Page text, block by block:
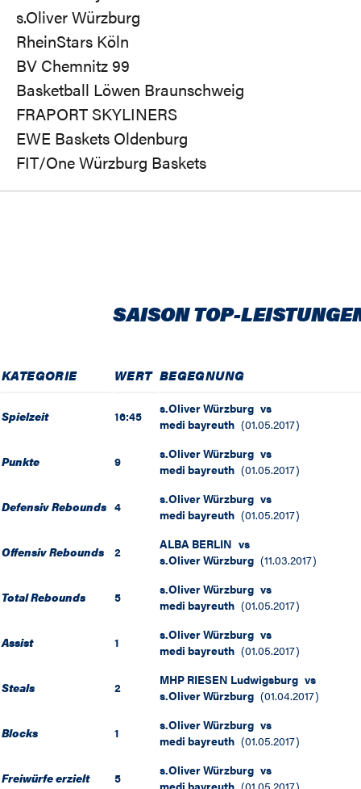
s.Oliver Würzburg
RheinStars Köln
BV Chemnitz 99
Basketball Löwen Braunschweig
FRAPORT SKYLINERS
EWE Baskets Oldenburg
FIT/One Würzburg Baskets
SAISON TOP-
KATEGORIE WERT BEGEGNUNG
Spielzeit 16:45 s.Oliver Würzburg vs
medi bayreuth (01.05.2017)
Punkte 9 s.Oliver Würzburg vs
medi bayreuth (01.05.2017)
Defensiv Rebounds 4 s.Oliver Würzburg vs
medi bayreuth (01.05.2017)
Offensiv Rebounds 2 ALBA BERLIN vs
s.Oliver Würzburg (11.03.2017)
Total Rebounds 5 s.Oliver Würzburg vs
medi bayreuth (01.05.2017)
Assist 1 s.Oliver Würzburg vs
medi bayreuth (01.05.2017)
Steals 2 MHP RIESEN Ludwigsburg vs
s.Oliver Würzburg (01.04.2017)
Blocks 1 s.Oliver Würzburg vs
medi bayreuth (01.05.2017)
Freiwürfe erzielt 5 s.Oliver Würzburg vs